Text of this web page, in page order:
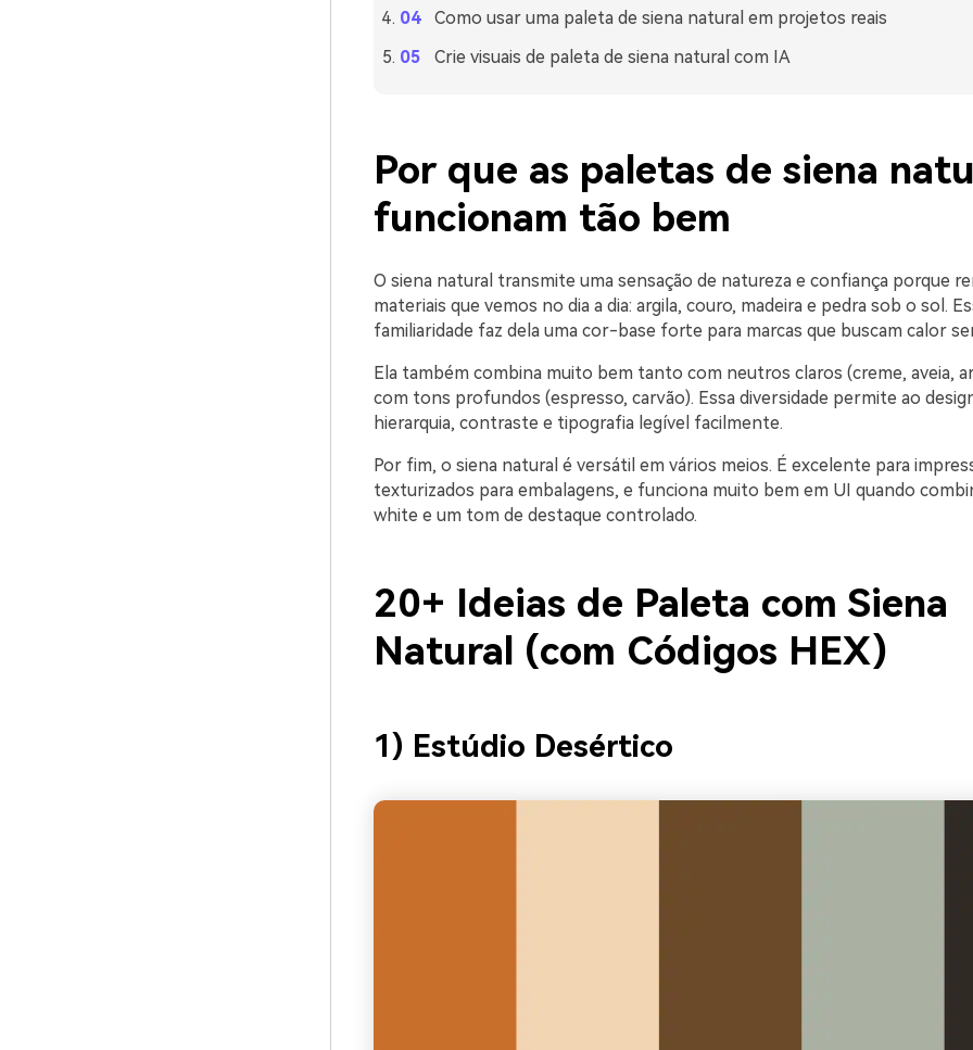
Como usar uma paleta de siena natural em projetos reais
Crie visuais de paleta de siena natural com IA
Por que as paletas de siena
funcionam tão bem
O siena natural transmite uma sensação de natureza e confiança porque
materiais que vemos no dia a dia: argila, couro, madeira e pedra sob o sol.
familiaridade faz dela uma cor-base forte para marcas que buscam calor
Ela também combina muito bem tanto com neutros claros (creme, aveia,
com tons profundos (espresso, carvão). Essa diversidade permite ao
hierarquia, contraste e tipografia legível facilmente.
Por fim, o siena natural é versátil em vários meios. É excelente para
texturizados para embalagens, e funciona muito bem em UI quando
white e um tom de destaque controlado.
20+ Ideias de Paleta com Siena
Natural (com Códigos HEX)
1) Estúdio Desértico